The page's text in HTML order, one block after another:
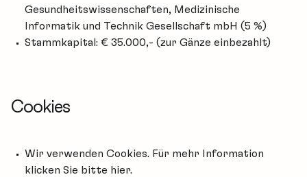
Gesundheitswissenschaften, Medizinische
Informatik und Technik Gesellschaft mbH (5 %)
Stammkapital: € 35.000,- (zur Gänze einbezahlt)
Cookies
Wir verwenden Cookies. Für mehr Information
klicken Sie bitte hier.